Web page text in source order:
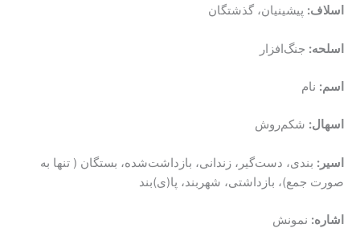
اسلاف: پیشینیان، گذشتگان
اسلحه: جنگ‌افزار
اسم: نام
اسهال: شکم‌روش
اسیر: بندی، دست‌گیر، زندانی، بازداشت‌شده، بستگان ( تنها به
صورت جمع)، بازداشتی، شهربند، پا(ی)بند
اشاره: نمونش